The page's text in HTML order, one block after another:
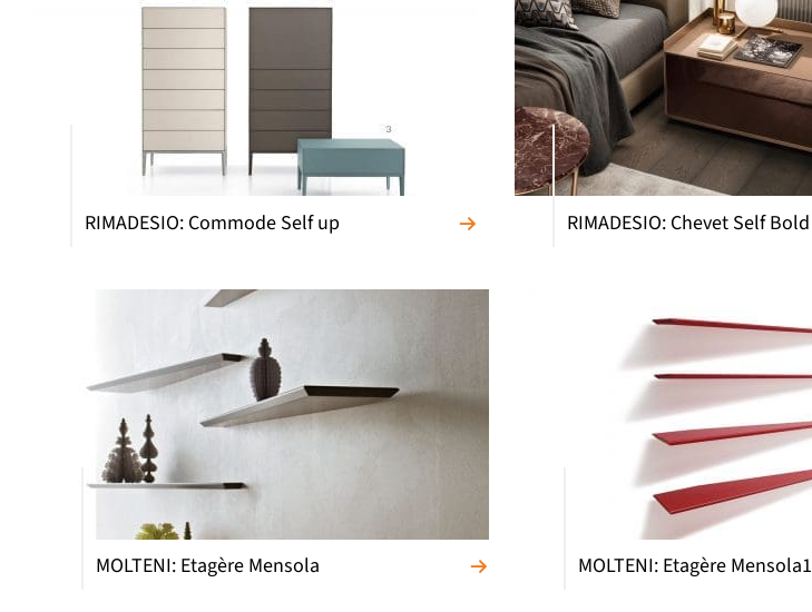
RIMADESIO: Commode Self up RIMADESIO: Chevet Self Bold
MOLTENI: Etagère Mensola MOLTENI: Etagère Mensola1